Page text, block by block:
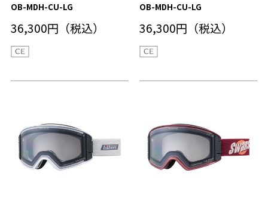
OB-MDH-CU-LG
36,300円（税込）
OB-MDH-CU-LG
36,300円（税込）